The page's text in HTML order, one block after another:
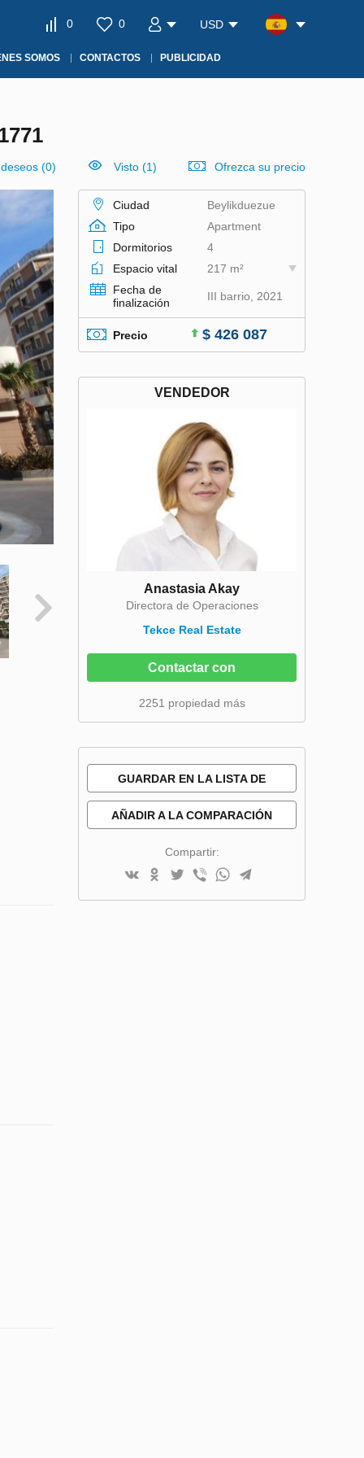
0 0 USD
SOMOS CONTACTOS PUBLICIDAD
(0) Visto (1) Ofrezca su precio
Ciudad
Beylikduezue
Tipo
Apartment
Dormitorios
4
Espacio vital
217 m²
Fecha de
finalización
III barrio, 2021
Precio $ 426 087
VENDEDOR
Anastasia Akay
Directora de Operaciones
Tekce Real Estate
Contactar con
2251 propiedad más
GUARDAR EN LA LISTA DE
AÑADIR A LA COMPARACIÓN
Compartir: